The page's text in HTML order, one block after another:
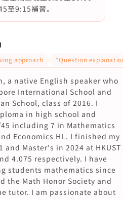
至9:15補習。
approach *Question
a native English speaker who
International School and
School, class of 2016. I
in high school and
including 7 in Mathematics
Economics HL. I finished my
and Master's in 2024 at HKUST
4.075 respectively. I have
students mathematics since
the Math Honor Society and
tutor. I am passionate about